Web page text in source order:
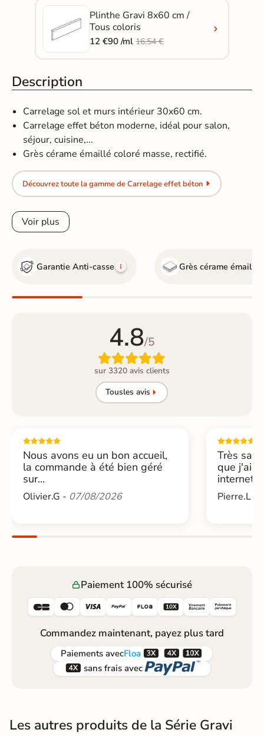
Plinthe Gravi 8x60 cm /
Tous coloris
12 €90 /ml16,54 €
Description
Carrelage sol et murs intérieur 30x60 cm.
Carrelage effet béton moderne, idéal pour salon,
séjour, cuisine,...
Grès cérame émaillé coloré masse, rectifié.
Découvrez toute la gamme de Carrelage effet béton
Voir plus
Garantie Anti-casse Grès cérame émaillé
4.8/5

sur 3320 avis clients
Tousles avis
Nous avons eu un bon accueil,
la commande à été bien géré
sur...
Olivier.G - 07/08/2026
Très
que j'ai
internet....
Pierre.L -
Paiement 100% sécurisé
     
Commandez maintenant, payez plus tard
Paiements avecFloa  
 sans frais avec 
Les autres produits de la Série Gravi